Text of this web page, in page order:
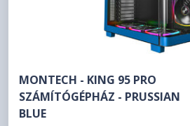
MONTECH - KING 95 PRO
SZÁMÍTÓGÉPHÁZ - PRUSSIAN
BLUE